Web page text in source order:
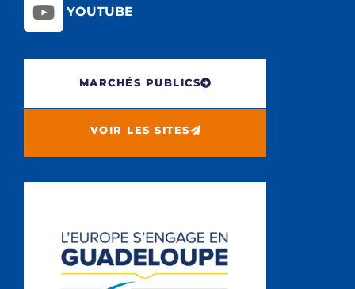
YOUTUBE
MARCHÉS PUBLICS
VOIR LES SITES